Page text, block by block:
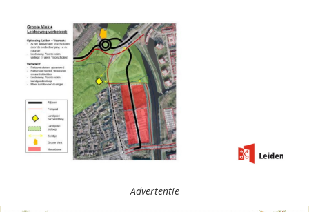
Advertentie